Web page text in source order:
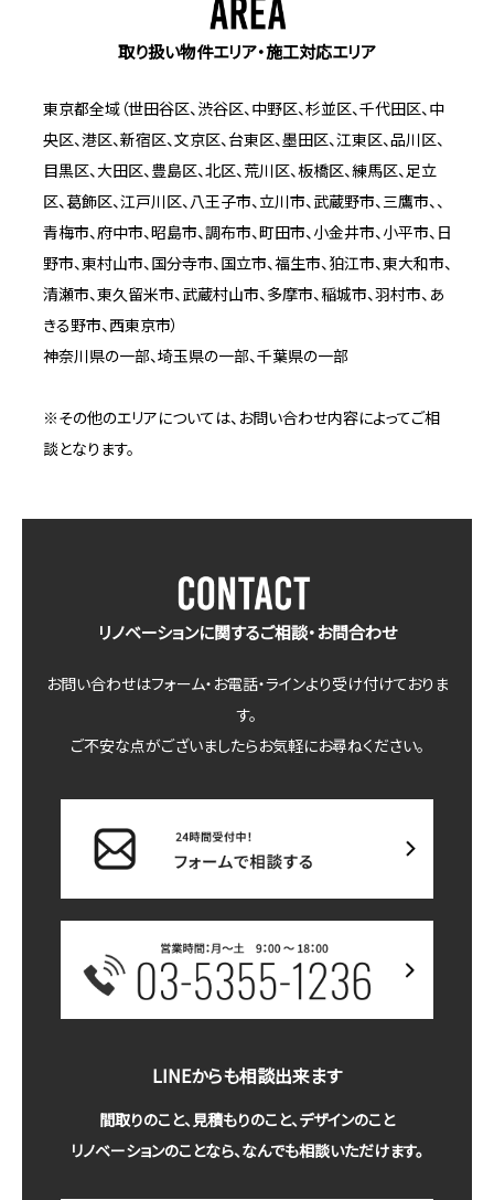
取り扱い物件エリア・施工対応エリア
東京都全域（世田谷区、渋谷区、中野区、杉並区、千代田区、中
央区、港区、新宿区、文京区、台東区、墨田区、江東区、品川区、
目黒区、大田区、豊島区、北区、荒川区、板橋区、練馬区、足立
区、葛飾区、江戸川区、八王子市、立川市、武蔵野市、三鷹市、、
青梅市、府中市、昭島市、調布市、町田市、小金井市、小平市、日
野市、東村山市、国分寺市、国立市、福生市、狛江市、東大和市、
清瀬市、東久留米市、武蔵村山市、多摩市、稲城市、羽村市、あ
きる野市、西東京市）
神奈川県の一部、埼玉県の一部、千葉県の一部
※その他のエリアについては、お問い合わせ内容によってご相
談となります。
リノベーションに関するご相談・お問合わせ
お問い合わせはフォーム・お電話・ラインより受け付けておりま
す。
ご不安な点がございましたらお気軽にお尋ねください。
LINEからも相談出来ます
間取りのこと、見積もりのこと、デザインのこと
リノベーションのことなら、なんでも相談いただけます。